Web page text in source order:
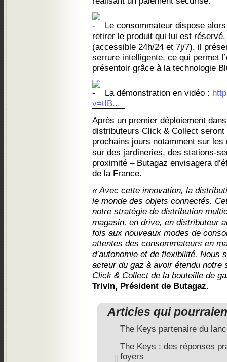
Le consommateur dispose
retirer le produit qui lui est
(accessible 24h/24 et 7j/7), il
serrure intelligente, ce qui permet
présentoir grâce à la technologie
La démonstration en vidéo :
v=tIB...
Après un premier déploiement
distributeurs Click & Collect
prochains jours notamment sur
sur des jardineries, des stations-
proximité – Butagaz envisagera
de la France.
« Avec cette innovation, la
le monde des objets connectés.
notre stratégie de distribution
magasin, en drive, en distributeur
fois aux nouveaux modes de
attentes des consommateurs en
d’autonomie et de flexibilité. Nous
acteur du gaz à avoir étendu notre
Click & Collect de la bouteille de
Trivin, Président de Butagaz.
Articles qui
The Keys partenaire du
The Keys : des réponses
foyers